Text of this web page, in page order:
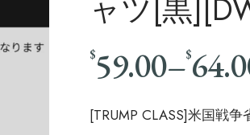
ャツ[黒
$59.00–$
[TRUMP CLASS]米国戦